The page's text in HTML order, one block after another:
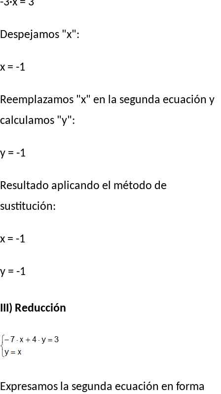
Despejamos "x":
x = -1
Reemplazamos "x" en la segunda ecuación y
calculamos "y":
y = -1
Resultado aplicando el método de
sustitución:
x = -1
y = -1
III) Reducción
Expresamos la segunda ecuación en forma